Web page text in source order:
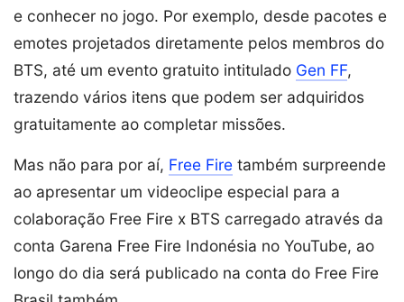
e conhecer no jogo. Por exemplo, desde pacotes e
emotes projetados diretamente pelos membros do
BTS, até um evento gratuito intitulado Gen FF,
trazendo vários itens que podem ser adquiridos
gratuitamente ao completar missões.
Mas não para por aí, Free Fire também surpreende
ao apresentar um videoclipe especial para a
colaboração Free Fire x BTS carregado através da
conta Garena Free Fire Indonésia no YouTube, ao
longo do dia será publicado na conta do Free Fire